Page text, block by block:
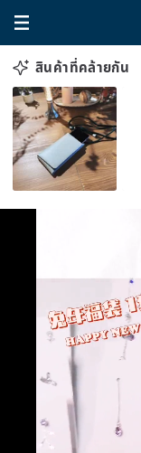
สินค้าที่คล้ายกัน